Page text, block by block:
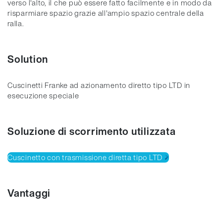
verso l'alto, il che può essere fatto facilmente e in modo da
risparmiare spazio grazie all'ampio spazio centrale della
ralla.
Solution
Cuscinetti Franke ad azionamento diretto tipo LTD in
esecuzione speciale
Soluzione di scorrimento utilizzata
Cuscinetto con trasmissione diretta tipo LTD
Vantaggi